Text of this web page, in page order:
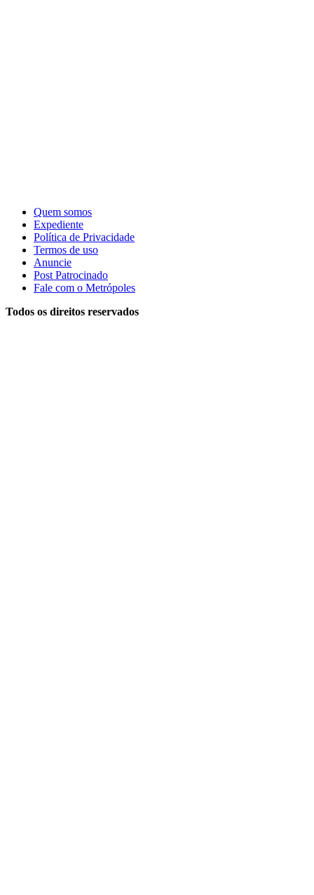
Quem somos
Expediente
Política de Privacidade
Termos de uso
Anuncie
Post Patrocinado
Fale com o Metrópoles
Todos os direitos reservados